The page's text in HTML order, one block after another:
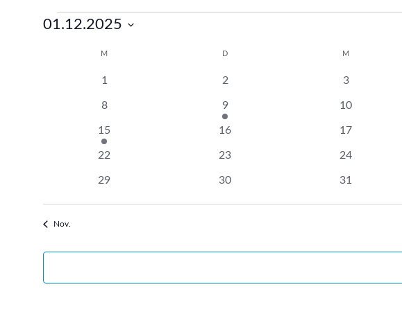
Veranstaltungen
01.12.2025
Kalender
Veranstaltungen
M D M
0
1
0
2
0
3
0
8
1
Veranstaltung
9
0
10
1
Veranstaltung
15
0
16
0
17
0
22
0
23
0
24
0
29
0
30
0
31
Nov.